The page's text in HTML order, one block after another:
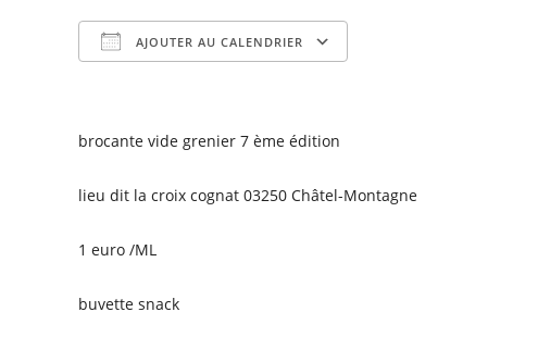
AJOUTER AU CALENDRIER
brocante vide grenier 7 ème édition
lieu dit la croix cognat 03250 Châtel-Montagne
1 euro /ML
buvette snack